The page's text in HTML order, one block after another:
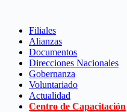
contenidoFiliales
Alianzas
Documentos
Direcciones Nacionales
Gobernanza
Voluntariado
Actualidad
Centro de Capacitación